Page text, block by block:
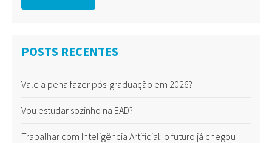
POSTS RECENTES
Vale a pena fazer pós-graduação em 2026?
Vou estudar sozinho na EAD?
Trabalhar com Inteligência Artificial: o futuro já chegou